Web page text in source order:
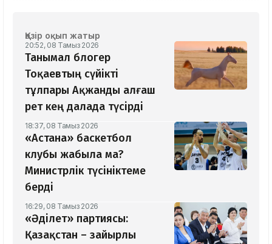
Қазір оқып жатыр
20:52, 08 Тамыз 2026
Танымал блогер
Тоқаевтың сүйікті
тұлпары Ақжанды алғаш
рет кең далада түсірді
18:37, 08 Тамыз 2026
«Астана» баскетбол
клубы жабыла ма?
Министрлік түсініктеме
берді
16:29, 08 Тамыз 2026
«Әділет» партиясы:
Қазақстан – зайырлы